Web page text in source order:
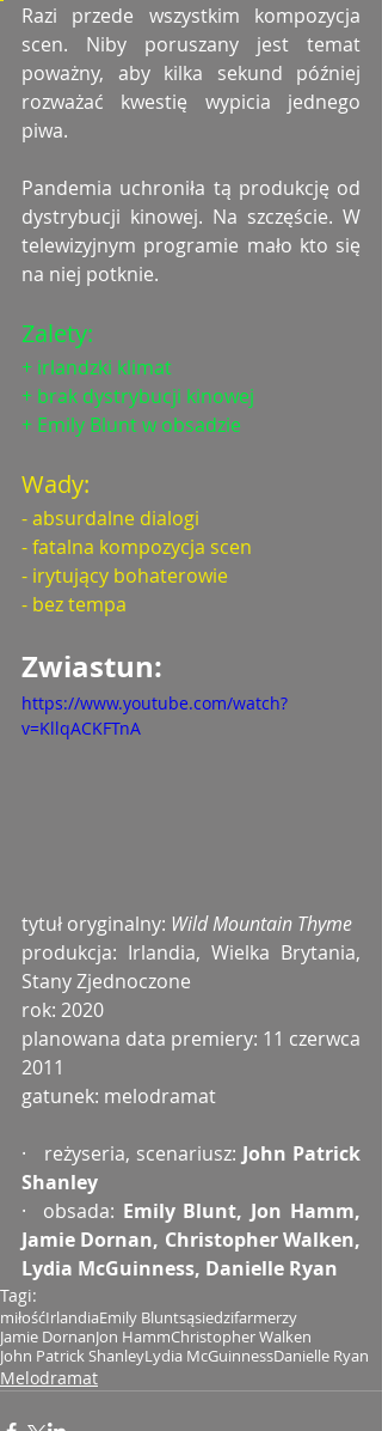
Razi przede wszystkim kompozycja
scen. Niby poruszany jest temat
poważny, aby kilka sekund później
rozważać kwestię wypicia jednego
piwa.
Pandemia uchroniła tą produkcję od
dystrybucji kinowej. Na szczęście. W
telewizyjnym programie mało kto się
na niej potknie.
Zalety:
+ irlandzki klimat
+ brak dystrybucji kinowej
+ Emily Blunt w obsadzie
Wady:
- absurdalne dialogi
- fatalna kompozycja scen
- irytujący bohaterowie
- bez tempa
Zwiastun:
https://www.youtube.com/watch?
v=KllqACKFTnA
tytuł oryginalny: Wild Mountain Thyme
produkcja: Irlandia, Wielka Brytania,
Stany Zjednoczone
rok: 2020
planowana data premiery: 11 czerwca
2011
gatunek: melodramat
·   reżyseria, scenariusz: John Patrick
Shanley
·  obsada: Emily Blunt, Jon Hamm,
Jamie Dornan, Christopher Walken,
Lydia McGuinness, Danielle Ryan
Tagi:
miłośćIrlandiaEmily Bluntsąsiedzifarmerzy
Jamie DornanJon HammChristopher Walken
John Patrick ShanleyLydia McGuinnessDanielle Ryan
Melodramat